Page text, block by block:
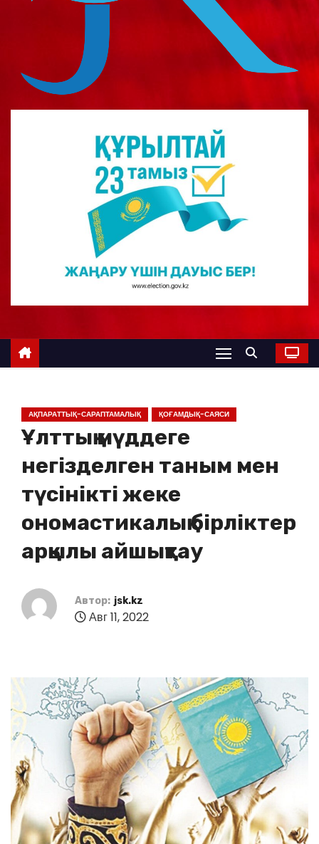
АҚПАРАТТЫҚ-САРАПТАМАЛЫҚ ҚОҒАМДЫҚ-САЯСИ
Ұлттық мүддеге
негізделген таным мен
түсінікті жеке
ономастикалық бірліктер
арқылы айшықтау
Автор: jsk.kz
Авг 11, 2022